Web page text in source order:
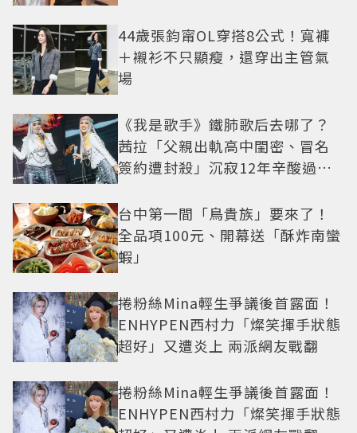
44歲張鈞甯OL穿搭8公式！寬褲
＋襯衫不只顯瘦，還穿出主管氣
場
《我是歌手》鐵肺歌后去哪了？
茜拉「父親出軌高中閨密、冒名
簽約遭封殺」沉寂12年辛酸過往
台中第一間「鳥貴族」要來了！
全品項100元、開幕送「酥炸南蠻
蝦」
捲粉絲Mina輕生爭議後首露面！
ENHYPEN西村力「燦笑揮手狀態
超好」又遭炎上 兩派網友戰翻
捲粉絲Mina輕生爭議後首露面！
ENHYPEN西村力「燦笑揮手狀態